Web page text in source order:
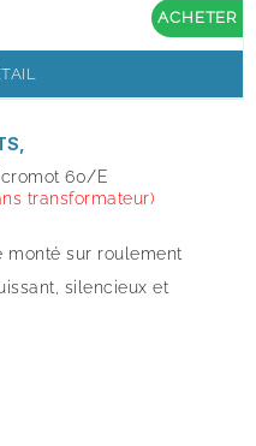
ACHETER
60/E
transformateur)
monté sur roulement
silencieux et